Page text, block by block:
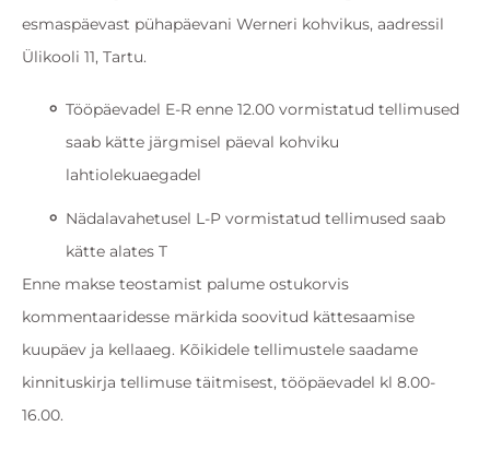
esmaspäevast pühapäevani Werneri kohvikus, aadressil
Ülikooli 11, Tartu.
Tööpäevadel E-R enne 12.00 vormistatud tellimused
saab kätte järgmisel päeval kohviku
lahtiolekuaegadel
Nädalavahetusel L-P vormistatud tellimused saab
kätte alates T
Enne makse teostamist palume ostukorvis
kommentaaridesse märkida soovitud kättesaamise
kuupäev ja kellaaeg. Kõikidele tellimustele saadame
kinnituskirja tellimuse täitmisest, tööpäevadel kl 8.00-
16.00.